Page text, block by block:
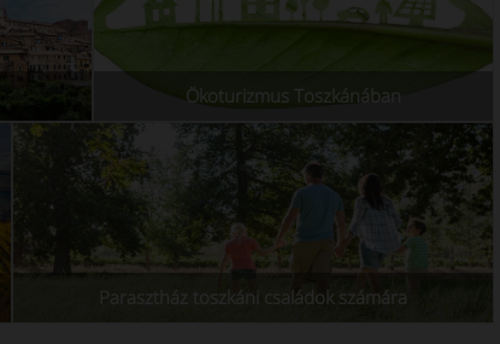
Ökoturizmus Toszkánában
Parasztház toszkáni családok számára